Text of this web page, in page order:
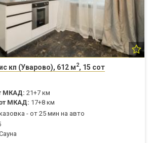
кп (Уварово), 612 м2, 15 сот
МКАД: 21+7 км
МКАД: 17+8 км
- от 25 мин на авто